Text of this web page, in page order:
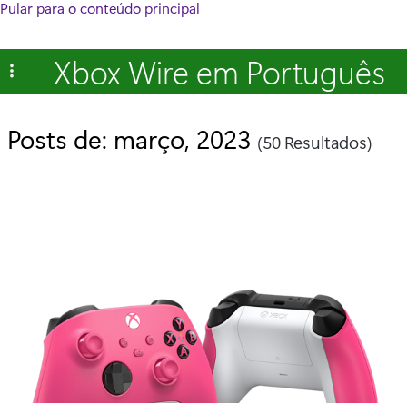
Pular para o conteúdo principal
Xbox Wire em Português
Posts de: março, 2023 (50 Resultados)